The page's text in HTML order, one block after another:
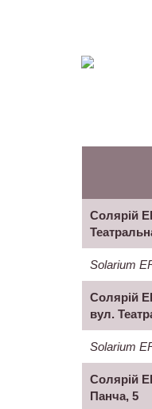
Солярій
Solarium
Солярій
вул.
Solarium
Солярій
Панча, 5